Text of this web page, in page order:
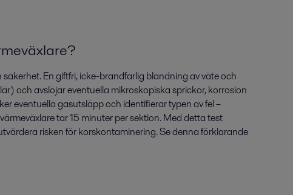
En giftfri, icke-brandfarlig blandning av väte och
och avslöjar eventuella mikroskopiska sprickor, korrosion
eventuella gasutsläpp och identifierar typen av fel –
tar 15 minuter per sektion. Med detta test
risken för korskontaminering. Se denna förklarande